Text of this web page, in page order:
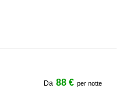
Da 88 € per notte